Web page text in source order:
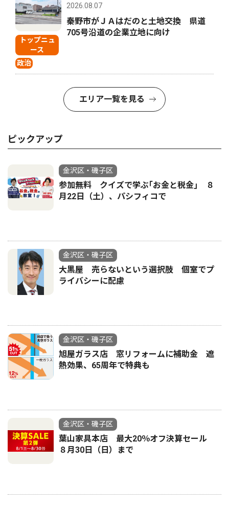
トップニュ
ース
政治
2026.08.07
秦野市がＪＡはだのと土地交換 県道
705号沿道の企業立地に向け
エリア一覧を見る
ピックアップ
金沢区・磯子区
参加無料 クイズで学ぶ｢お金と税金｣ ８
月22日（土）、パシフィコで
金沢区・磯子区
大黒屋 売らないという選択肢 個室でプ
ライバシーに配慮
金沢区・磯子区
旭屋ガラス店 窓リフォームに補助金 遮
熱効果、65周年で特典も
金沢区・磯子区
葉山家具本店 最大20％オフ決算セール
８月30日（日）まで